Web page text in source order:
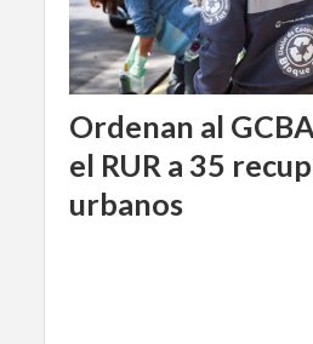
Ordenan al
el RUR a 35
urbanos